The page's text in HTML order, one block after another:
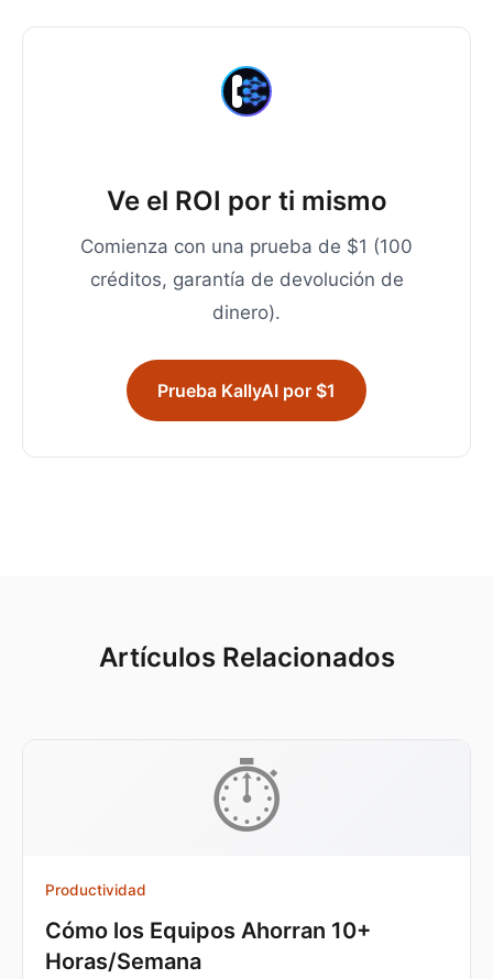
Ve el ROI por ti mismo
Comienza con una prueba de $1 (100
créditos, garantía de devolución de
dinero).
Prueba KallyAI por $1
Artículos Relacionados
⏱️
Productividad
Cómo los Equipos Ahorran 10+
Horas/Semana